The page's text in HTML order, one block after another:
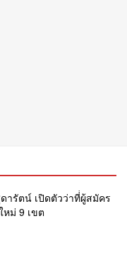
รัตน์ เปิดตัวว่าที่่ผู้สมัคร
หม่ 9 เขต